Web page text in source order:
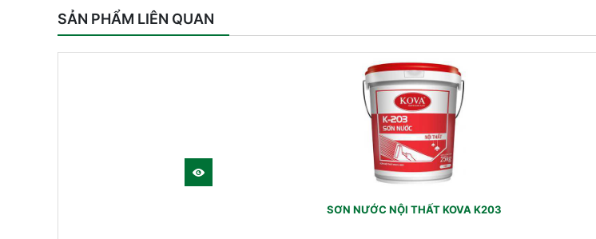
SẢN PHẨM LIÊN QUAN
SƠN NƯỚC NỘI THẤT KOVA K203